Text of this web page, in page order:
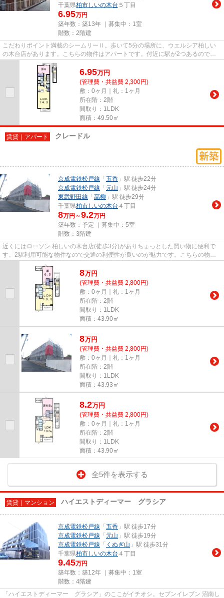
千葉県柏市しいの木台 ５丁目
6.95万円
築年数：築13年 ｜募集中： 1室
階数：2階建
こだわりポイント満載のシームリーⅡ。歩いて5分の場所に、ウエルシア柏しい
の木台店があります。こちらの物件はアパートです。付近に駅が2つあるので、
用途や行き先によって経路を選べ...
6.95万円
(管理費・共益費 2,300円)
敷：0ヶ月｜礼：1ヶ月
所在階：2階
間取り：1LDK
面積：49.50㎡
賃貸｜アパート クレードル
京成電鉄松戸線 「 五香 」駅 徒歩22分
京成電鉄松戸線 「 元山 」駅 徒歩24分
東武野田線 「 高柳 」駅 徒歩29分
千葉県柏市しいの木台 ４丁目
8万円～9.2万円
築年数：予定 ｜募集中： 5室
階数：3階建
近くにはローソン 柏しいの木台店(徒歩3分)がありちょっとした買い物に便利で
す。2駅利用可能な物件なので交通の利便性が良いのが魅力です。こちらの物件
はアパートです。当社スタッフ...
8万円
(管理費・共益費 2,800円)
敷：0ヶ月｜礼：1ヶ月
所在階：2階
間取り：1LDK
面積：43.90㎡
8万円
(管理費・共益費 2,800円)
敷：0ヶ月｜礼：1ヶ月
所在階：2階
間取り：1LDK
面積：43.93㎡
8.2万円
(管理費・共益費 2,800円)
敷：0ヶ月｜礼：1ヶ月
所在階：2階
間取り：1LDK
面積：43.90㎡
全5件を表示する
賃貸｜マンション ハイエストディーマー グラシア
京成電鉄松戸線 「 五香 」駅 徒歩17分
京成電鉄松戸線 「 元山 」駅 徒歩19分
京成電鉄松戸線 「 くぬぎ山 」駅 徒歩31分
千葉県柏市しいの木台 ４丁目
9.45万円
築年数：築12年 ｜募集中： 1室
階数：4階建
「ハイエストディーマー グラシア」のここがイチオシ。セブンイレブン 沼南し